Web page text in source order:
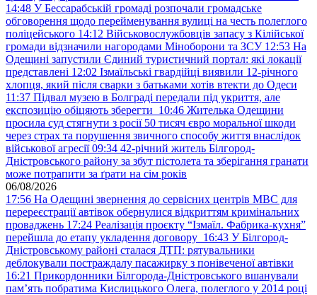
14:48 У Бессарабській громаді розпочали громадське
обговорення щодо перейменування вулиці на честь полеглого
поліцейського 14:12 Військовослужбовців запасу з Кілійської
громади відзначили нагородами Міноборони та ЗСУ 12:53 На
Одещині запустили Єдиний туристичний портал: які локації
представлені 12:02 Ізмаїльські гвардійці виявили 12-річного
хлопця, який після сварки з батьками хотів втекти до Одеси
11:37 Підвал музею в Болграді передали під укриття, але
експозицію обіцяють зберегти 10:46 Жителька Одещини
просила суд стягнути з росії 50 тисяч євро моральної шкоди
через страх та порушення звичного способу життя внаслідок
військової агресії 09:34 42-річний житель Білгород-
Дністровського району за збут пістолета та зберігання гранати
може потрапити за ґрати на сім років
06/08/2026
17:56 На Одещині звернення до сервісних центрів МВС для
перереєстрації автівок обернулися відкриттям кримінальних
проваджень 17:24 Реалізація проєкту “Ізмаїл. Фабрика-кухня”
перейшла до етапу укладення договору 16:43 У Білгород-
Дністровському районі сталася ДТП: рятувальники
деблокували постраждалу пасажирку з понівеченої автівки
16:21 Прикордонники Білгорода-Дністровського вшанували
пам’ять побратима Кислицького Олега, полеглого у 2014 році